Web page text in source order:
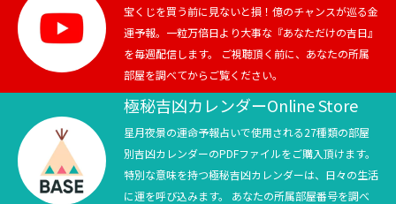
スポーツ
競馬
テニス四大大会・五輪
テニス四大大会・五輪
宝くじを買う前に見ないと損！億のチャンスが巡る金
運予報。一粒万倍日より大事な『あなただけの吉日』
を毎週配信します。 ご視聴頂く前に、あなたの所属
部屋を調べてからご覧ください。
極秘吉凶カレンダーOnline Store
星月夜景の運命予報占いで使用される27種類の部屋
別吉凶カレンダーのPDFファイルをご購入頂けます。
特別な意味を持つ極秘吉凶カレンダーは、日々の生活
に運を呼び込みます。 あなたの所属部屋番号を調べ